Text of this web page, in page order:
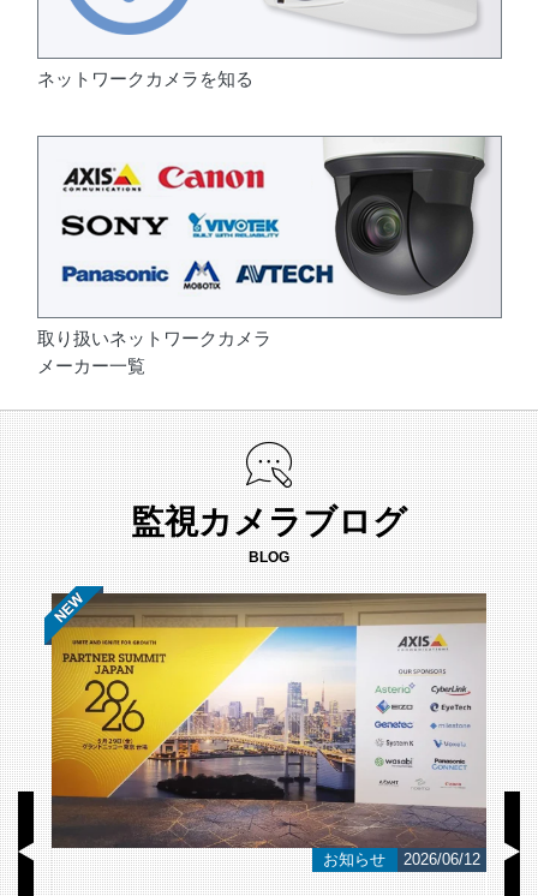
ネットワークカメラを知る
取り扱いネットワークカメラ
メーカー一覧
監視カメラブログ
BLOG
23 お知らせ 2026/06/12